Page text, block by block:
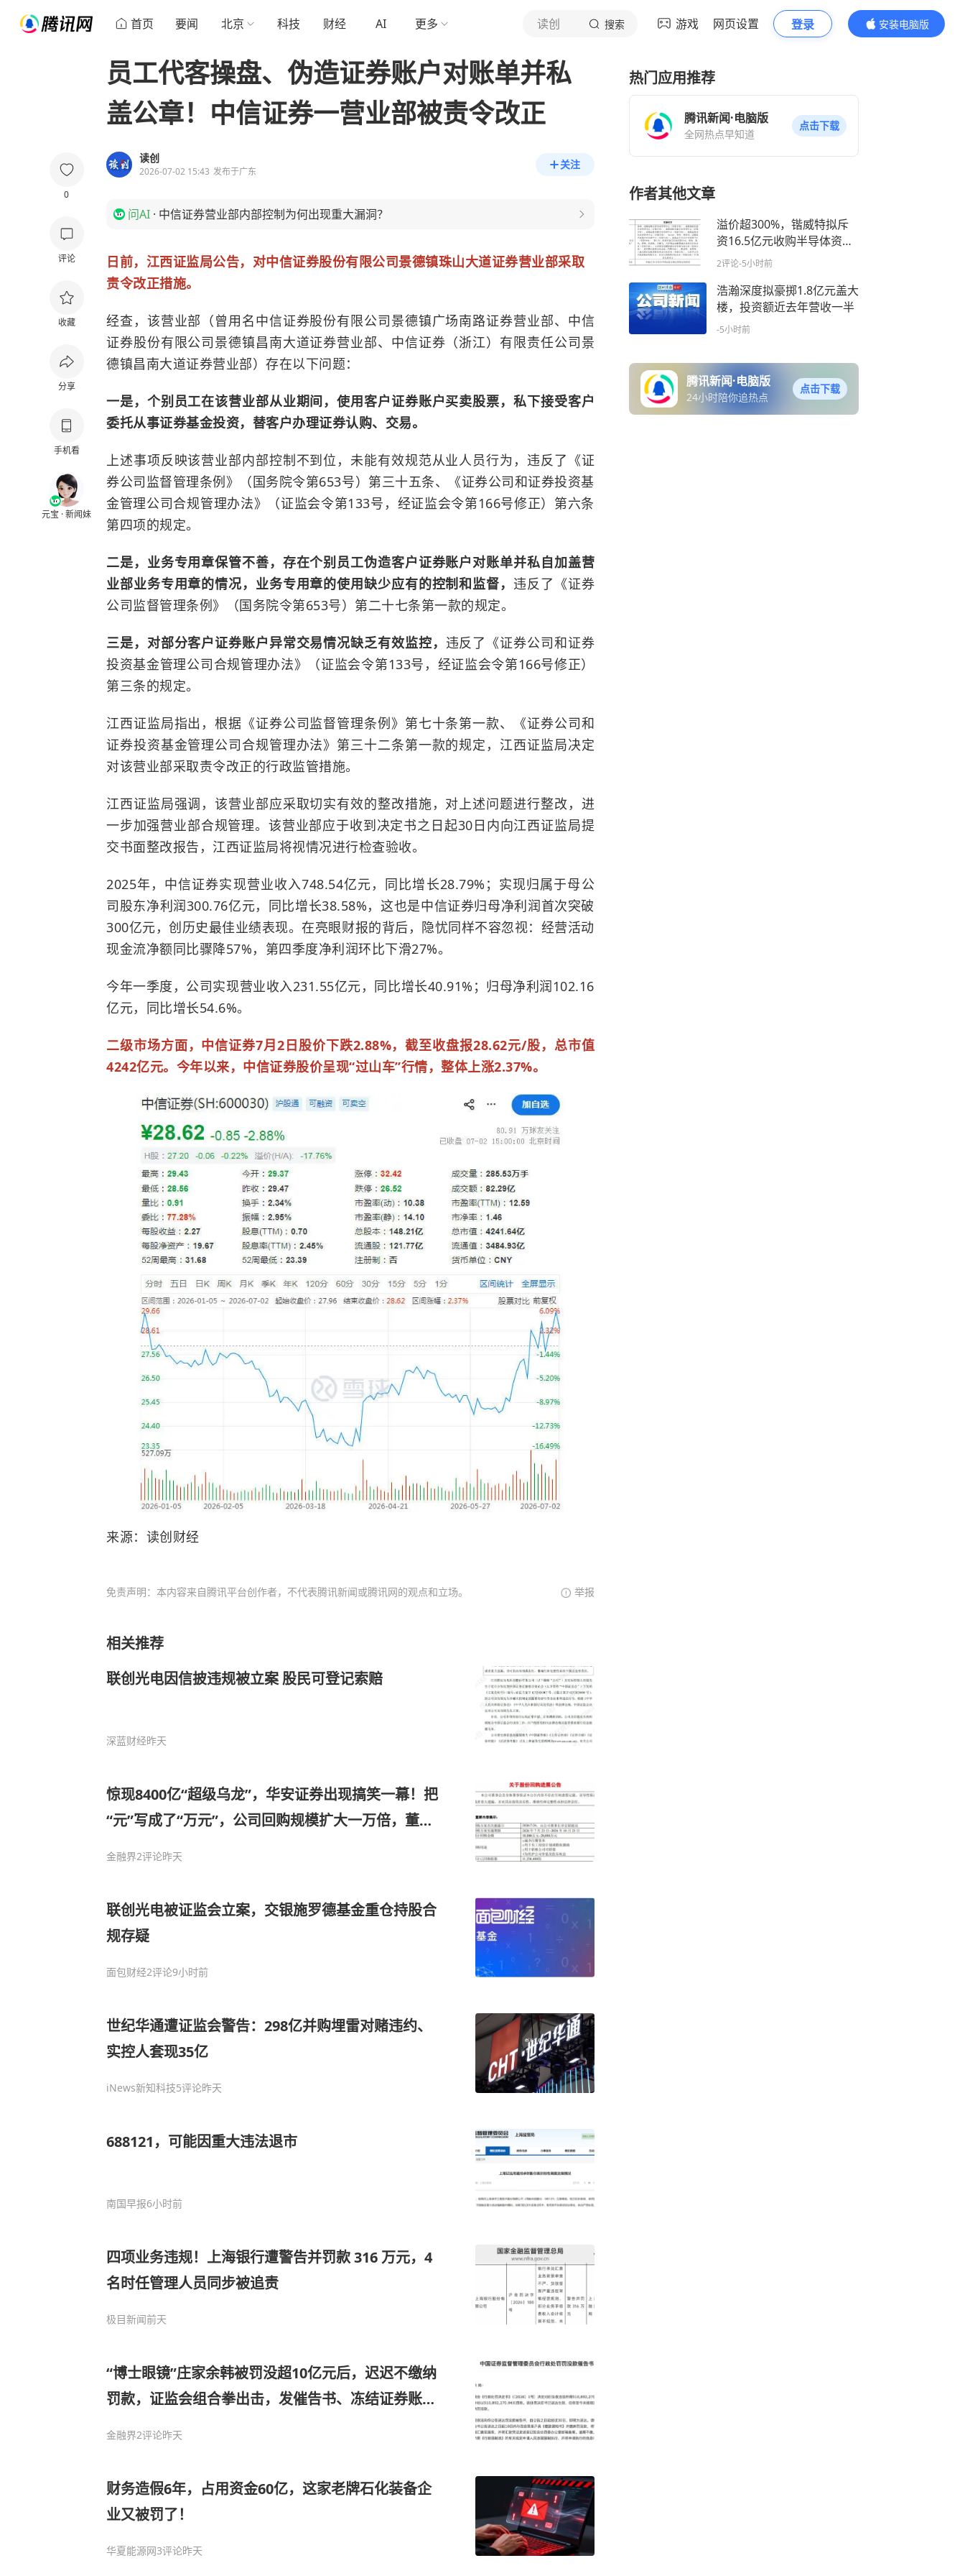
首页 要闻 北京 科技 财经 AI 更多 读创 搜索 游戏 网页设置 登录
安装电脑版
内容更精彩
0
评论
收藏
分享
手机看
元宝 · 新闻妹
员工代客操盘、伪造证券账户对账单并私
盖公章！中信证券一营业部被责令改正
读创
2026-07-02 15:43 发布于广东
关注
问AI · 中信证券营业部内部控制为何出现重大漏洞？
日前，江西证监局公告，对中信证券股份有限公司景德镇珠山大道证券营业部采取
责令改正措施。
经查，该营业部（曾用名中信证券股份有限公司景德镇广场南路证券营业部、中信
证券股份有限公司景德镇昌南大道证券营业部、中信证券（浙江）有限责任公司景
德镇昌南大道证券营业部）存在以下问题：
一是，个别员工在该营业部从业期间，使用客户证券账户买卖股票，私下接受客户
委托从事证券基金投资，替客户办理证券认购、交易。
上述事项反映该营业部内部控制不到位，未能有效规范从业人员行为，违反了《证
券公司监督管理条例》（国务院令第653号）第三十五条、《证券公司和证券投资基
金管理公司合规管理办法》（证监会令第133号，经证监会令第166号修正）第六条
第四项的规定。
二是，业务专用章保管不善，存在个别员工伪造客户证券账户对账单并私自加盖营
业部业务专用章的情况，业务专用章的使用缺少应有的控制和监督， 违反了《证券
公司监督管理条例》（国务院令第653号）第二十七条第一款的规定。
三是，对部分客户证券账户异常交易情况缺乏有效监控， 违反了《证券公司和证券
投资基金管理公司合规管理办法》（证监会令第133号，经证监会令第166号修正）
第三条的规定。
江西证监局指出，根据《证券公司监督管理条例》第七十条第一款、《证券公司和
证券投资基金管理公司合规管理办法》第三十二条第一款的规定，江西证监局决定
对该营业部采取责令改正的行政监管措施。
江西证监局强调，该营业部应采取切实有效的整改措施，对上述问题进行整改，进
一步加强营业部合规管理。该营业部应于收到决定书之日起30日内向江西证监局提
交书面整改报告，江西证监局将视情况进行检查验收。
2025年，中信证券实现营业收入748.54亿元，同比增长28.79%；实现归属于母公
司股东净利润300.76亿元，同比增长38.58%，这也是中信证券归母净利润首次突破
300亿元，创历史最佳业绩表现。在亮眼财报的背后，隐忧同样不容忽视：经营活动
现金流净额同比骤降57%，第四季度净利润环比下滑27%。
今年一季度，公司实现营业收入231.55亿元，同比增长40.91%；归母净利润102.16
亿元，同比增长54.6%。
二级市场方面，中信证券7月2日股价下跌2.88%，截至收盘报28.62元/股，总市值
4242亿元。今年以来，中信证券股价呈现“过山车”行情，整体上涨2.37%。
来源：读创财经
免责声明：本内容来自腾讯平台创作者，不代表腾讯新闻或腾讯网的观点和立场。 举报
相关推荐
联创光电因信披违规被立案 股民可登记索赔
深蓝财经昨天
惊现8400亿“超级乌龙”，华安证券出现搞笑一幕！把
“元”写成了“万元”，公司回购规模扩大一万倍，董秘
金融界2评论昨天
联创光电被证监会立案，交银施罗德基金重仓持股合
规存疑
面包财经2评论9小时前
世纪华通遭证监会警告：298亿并购埋雷对赌违约、
实控人套现35亿
iNews新知科技5评论昨天
688121，可能因重大违法退市
南国早报6小时前
四项业务违规！上海银行遭警告并罚款 316 万元，4
名时任管理人员同步被追责
极目新闻前天
“博士眼镜”庄家余韩被罚没超10亿元后，迟迟不缴纳
罚款，证监会组合拳出击，发催告书、冻结证券账
金融界2评论昨天
财务造假6年，占用资金60亿，这家老牌石化装备企
业又被罚了！
华夏能源网3评论昨天
热门应用推荐
腾讯新闻·电脑版
全网热点早知道
点击下载
作者其他文章
溢价超300%，锴威特拟斥
资16.5亿元收购半导体资
产，上市公司与标的去年均
2评论-5小时前
浩瀚深度拟豪掷1.8亿元盖大
楼，投资额近去年营收一半
-5小时前
腾讯新闻·电脑版
24小时陪你追热点
点击下载